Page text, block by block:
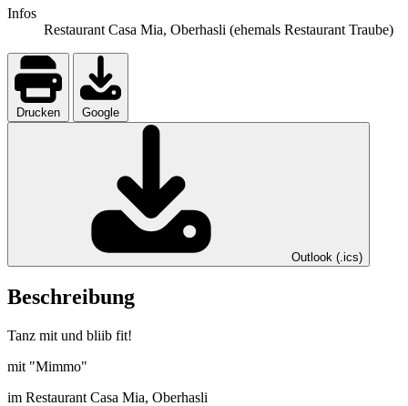
Infos
Restaurant Casa Mia, Oberhasli (ehemals Restaurant Traube)
Drucken Google
Outlook (.ics)
Beschreibung
Tanz mit und bliib fit!
mit "Mimmo"
im Restaurant Casa Mia, Oberhasli